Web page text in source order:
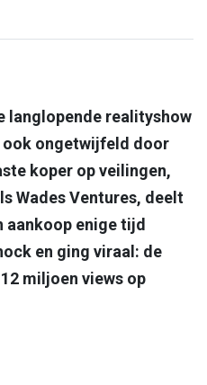
via link
langlopende realityshow
ook ongetwijfeld door
koper op veilingen,
Wades Ventures, deelt
aankoop enige tijd
en ging viraal: de
miljoen views op